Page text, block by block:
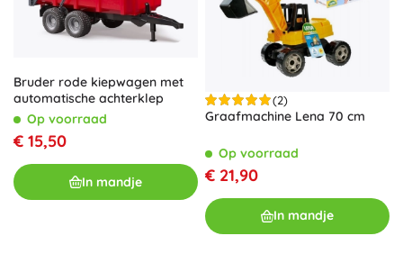
Bruder rode kiepwagen met
automatische achterklep
Op voorraad
€ 15,50
In mandje
(2)
Graafmachine Lena 70 cm
Op voorraad
€ 21,90
In mandje